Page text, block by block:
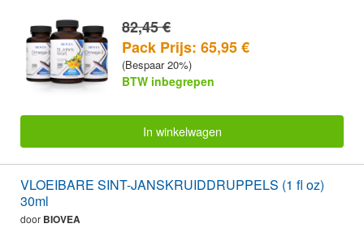
82,45 €
Pack Prijs: 65,95 €
(Bespaar 20%)
BTW inbegrepen
In winkelwagen
VLOEIBARE SINT-JANSKRUIDDRUPPELS (1 fl oz)
30ml
door BIOVEA